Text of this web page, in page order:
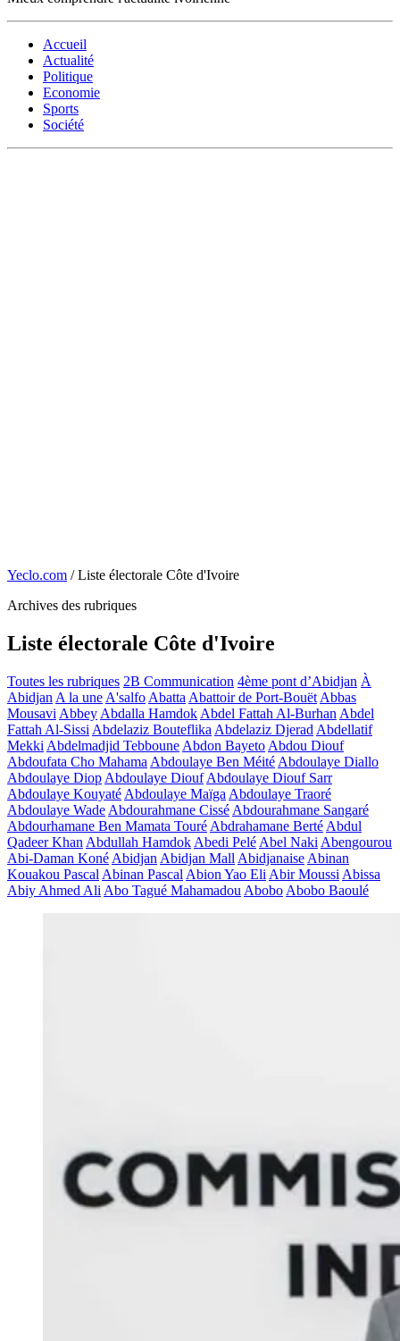
Accueil
Actualité
Politique
Economie
Sports
Société
Yeclo.com / Liste électorale Côte d'Ivoire
Archives des rubriques
Liste électorale Côte d'Ivoire
Toutes les rubriques 2B Communication 4ème pont d’Abidjan À
Abidjan A la une A'salfo Abatta Abattoir de Port-Bouët Abbas
Mousavi Abbey Abdalla Hamdok Abdel Fattah Al-Burhan Abdel
Fattah Al-Sissi Abdelaziz Bouteflika Abdelaziz Djerad Abdellatif
Mekki Abdelmadjid Tebboune Abdon Bayeto Abdou Diouf
Abdoufata Cho Mahama Abdoulaye Ben Méité Abdoulaye Diallo
Abdoulaye Diop Abdoulaye Diouf Abdoulaye Diouf Sarr
Abdoulaye Kouyaté Abdoulaye Maïga Abdoulaye Traoré
Abdoulaye Wade Abdourahmane Cissé Abdourahmane Sangaré
Abdourhamane Ben Mamata Touré Abdrahamane Berté Abdul
Qadeer Khan Abdullah Hamdok Abedi Pelé Abel Naki Abengourou
Abi-Daman Koné Abidjan Abidjan Mall Abidjanaise Abinan
Kouakou Pascal Abinan Pascal Abion Yao Eli Abir Moussi Abissa
Abiy Ahmed Ali Abo Tagué Mahamadou Abobo Abobo Baoulé